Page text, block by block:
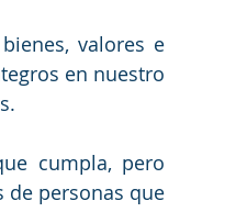
valores e
en nuestro
cumpla, pero
de personas que